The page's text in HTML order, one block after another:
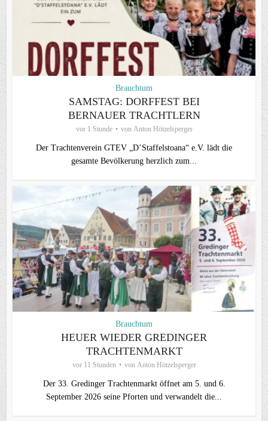
Brauchtum
SAMSTAG: DORFFEST BEI
BERNAUER TRACHTLERN
vor 1 Stunde von Anton Hötzelsperger
Der Trachtenverein GTEV „D’Staffelstoana“ e.V. lädt die
gesamte Bevölkerung herzlich zum...
Brauchtum
HEUER WIEDER GREDINGER
TRACHTENMARKT
vor 11 Stunden von Anton Hötzelsperger
Der 33. Gredinger Trachtenmarkt öffnet am 5. und 6.
September 2026 seine Pforten und verwandelt die...